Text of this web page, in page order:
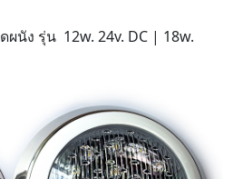
ผนัง รุ่น 12w. 24v. DC | 18w.